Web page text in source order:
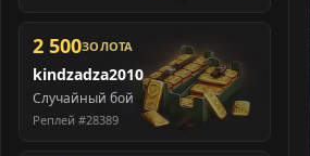
2 500ЗОЛОТА
kindzadza2010
Случайный бой
Реплей #28389